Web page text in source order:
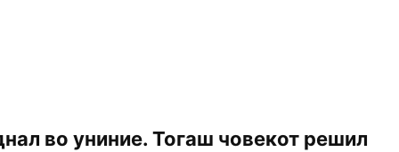
во униние. Тогаш човекот решил